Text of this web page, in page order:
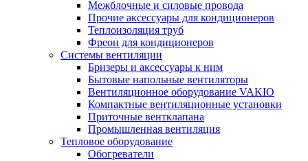
Межблочные и силовые провода
Прочие аксессуары для кондиционеров
Теплоизоляция труб
Фреон для кондиционеров
Системы вентиляции
Бризеры и аксессуары к ним
Бытовые напольные вентиляторы
Вентиляционное оборудование VAKIO
Компактные вентиляционные установки
Приточные вентклапана
Промышленная вентиляция
Тепловое оборудование
Обогреватели